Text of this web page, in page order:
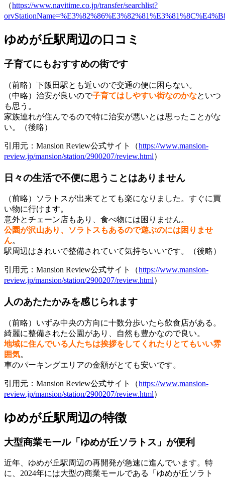
（https://www.navitime.co.jp/transfer/searchlist?
ゆめが丘駅周辺の口コミ
子育てにもおすすめの街です
（前略）下飯田駅とも近いので交通の便に困らない。
（中略）治安が良いので子育てはしやすい街なのかなといつ
も思う。
家族連れが住んでるので特に治安が悪いとは思ったことがな
い。（後略）
引用元：Mansion Review公式サイト（https://www.mansion-
review.jp/mansion/station/2900207/review.html）
日々の生活で不便に思うことはありません
（前略）ソラトスが出来てとても楽になりました。すぐに買
い物に行けます。
意外とチェーン店もあり、食べ物には困りません。
公園が沢山あり、ソラトスもあるので遊ぶのには困りませ
ん。
駅周辺はきれいで整備されていて気持ちいいです。（後略）
引用元：Mansion Review公式サイト（https://www.mansion-
review.jp/mansion/station/2900207/review.html）
人のあたたかみを感じられます
（前略）いずみ中央の方向に十数分歩いたら飲食店がある。
綺麗に整備された公園があり、自然も豊かなので良い。
地域に住んでいる人たちは挨拶をしてくれたりとてもいい雰
囲気。
車のパーキングエリアの金額がとても安いです。
引用元：Mansion Review公式サイト（https://www.mansion-
review.jp/mansion/station/2900207/review.html）
ゆめが丘駅周辺の特徴
大型商業モール「ゆめが丘ソラトス」が便利
近年、ゆめが丘駅周辺の再開発が急速に進んでいます。特
に、2024年には大型の商業モールである「ゆめが丘ソラト